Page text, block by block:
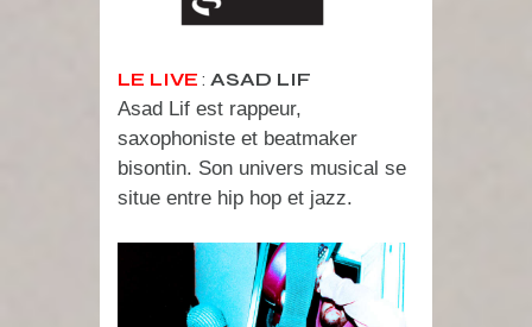
LE LIVE : ASAD LIF
Asad Lif est rappeur,
saxophoniste et beatmaker
bisontin. Son univers musical se
situe entre hip hop et jazz.